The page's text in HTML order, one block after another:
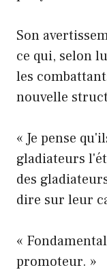
Son
ce qui, selon
les
nouvelle
« Je pense
gladiateurs
des
dire sur leur
«
promoteur. »